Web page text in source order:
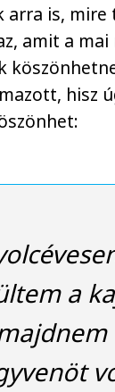
arra is,
amit a mai
hisz
a